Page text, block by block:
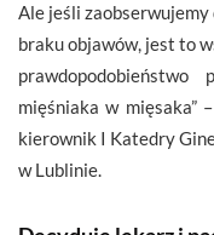
Ale jeśli
braku objawów, jest to
prawdopodobieństwo
mięśniaka w mięsaka”
kierownik I Katedry
w Lublinie.